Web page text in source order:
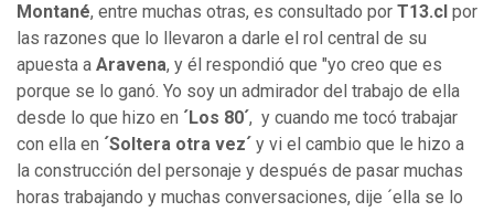
Montané, entre muchas otras, es consultado por T13.cl por
las razones que lo llevaron a darle el rol central de su
apuesta a Aravena, y él respondió que "yo creo que es
porque se lo ganó. Yo soy un admirador del trabajo de ella
desde lo que hizo en ´Los 80´, y cuando me tocó trabajar
con ella en ´Soltera otra vez´ y vi el cambio que le hizo a
la construcción del personaje y después de pasar muchas
horas trabajando y muchas conversaciones, dije ´ella se lo